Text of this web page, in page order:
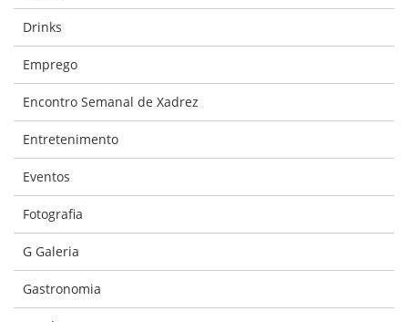
Drinks
Emprego
Encontro Semanal de Xadrez
Entretenimento
Eventos
Fotografia
G Galeria
Gastronomia